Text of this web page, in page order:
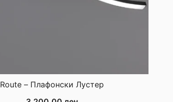
Route – Плафонски Лустер